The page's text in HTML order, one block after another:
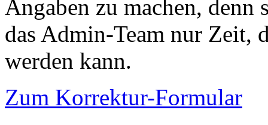
Angaben zu machen,
das Admin-Team nur Zeit,
werden kann.
Zum Korrektur-Formular